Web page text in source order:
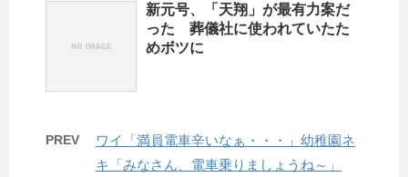
新元号、「天翔」が最有力案だ
った 葬儀社に使われていたた
めボツに
PREV
ワイ「満員電車辛いなぁ・・・」幼稚園ネ
キ「みなさん、電車乗りましょうね～」